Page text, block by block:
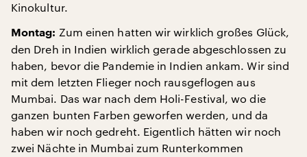
Kinokultur.
Montag: Zum einen hatten wir wirklich großes Glück,
den Dreh in Indien wirklich gerade abgeschlossen zu
haben, bevor die Pandemie in Indien ankam. Wir sind
mit dem letzten Flieger noch rausgeflogen aus
Mumbai. Das war nach dem Holi-Festival, wo die
ganzen bunten Farben geworfen werden, und da
haben wir noch gedreht. Eigentlich hätten wir noch
zwei Nächte in Mumbai zum Runterkommen